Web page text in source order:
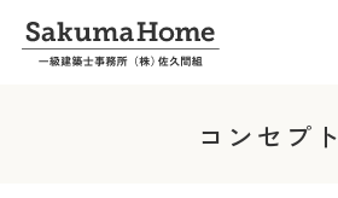
コンセプト